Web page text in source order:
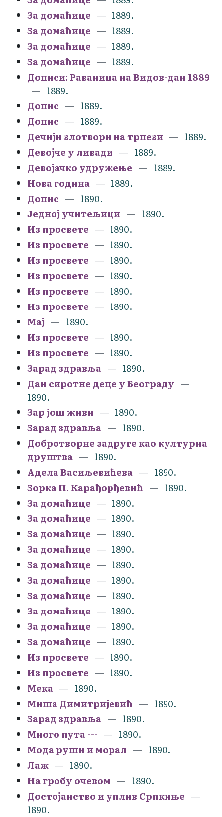
За домаћице
1889.
За домаћице
1889.
За домаћице
1889.
За домаћице
1889.
Дописи: Раваница на Видов-дан 1889
1889.
Допис
1889.
Допис
1889.
Дечији злотвори на трпези
1889.
Девојче у ливади
1889.
Девојачко удружење
1889.
Нова година
1889.
Допис
1890.
Једној учитељици
1890.
Из просвете
1890.
Из просвете
1890.
Из просвете
1890.
Из просвете
1890.
Из просвете
1890.
Из просвете
1890.
Мај
1890.
Из просвете
1890.
Из просвете
1890.
Зарад здравља
1890.
Дан сиротне деце у Београду
1890.
Зар још живи
1890.
Зарад здравља
1890.
Добротворне задруге као културна
друштва
1890.
Адела Васиљевићева
1890.
Зорка П. Карађорђевић
1890.
За домаћице
1890.
За домаћице
1890.
За домаћице
1890.
За домаћице
1890.
За домаћице
1890.
За домаћице
1890.
За домаћице
1890.
За домаћице
1890.
За домаћице
1890.
За домаћице
1890.
Из просвете
1890.
Из просвете
1890.
Мека
1890.
Миша Димитријевић
1890.
Зарад здравља
1890.
Много пута ---
1890.
Мода руши и морал
1890.
Лаж
1890.
На гробу очевом
1890.
Достојанство и уплив Српкиње
1890.